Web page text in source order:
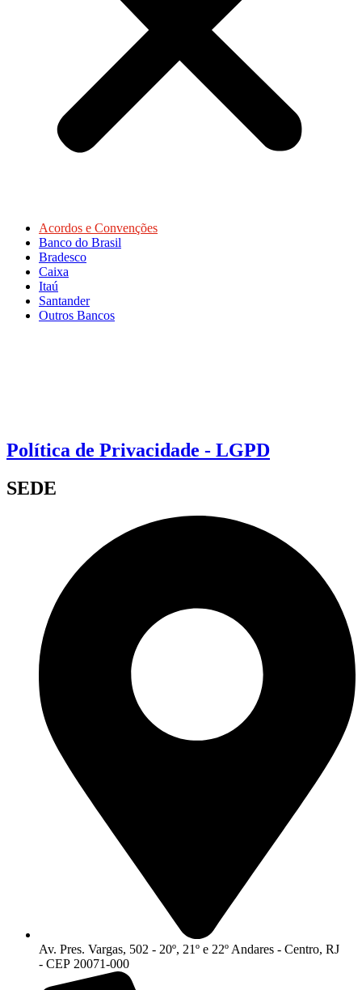
Acordos e Convenções
Banco do Brasil
Bradesco
Caixa
Itaú
Santander
Outros Bancos
Política de Privacidade - LGPD
SEDE
Av. Pres. Vargas, 502 - 20º, 21º e 22º Andares - Centro, RJ
- CEP 20071-000